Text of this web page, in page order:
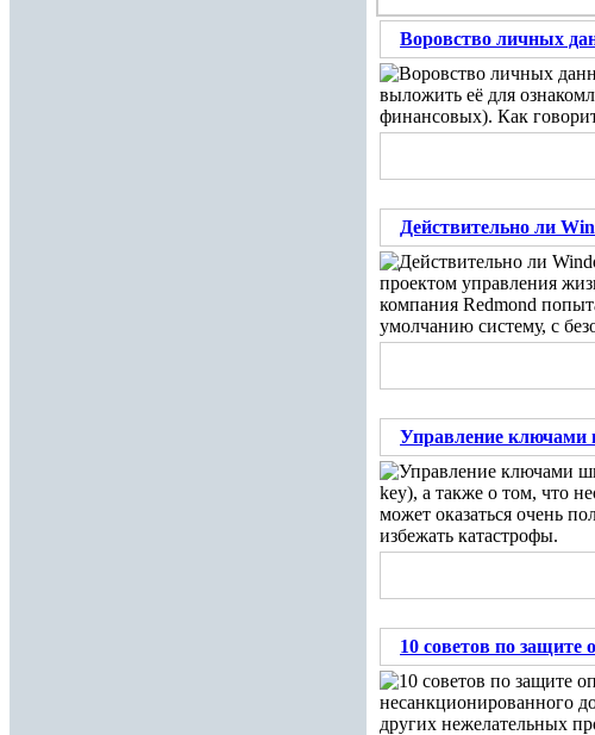
Воровство личных
выложить её для
финансовых). Как
Действительно ли
проектом управления
компания Redmond
умолчанию систему, с
Управление ключами
key), а также о том, что
может оказаться очень
избежать катастрофы.
10 советов по защите
несанкционированного
других нежелательных